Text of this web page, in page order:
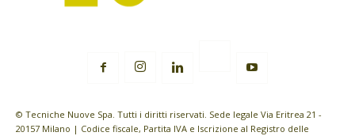
© Tecniche Nuove Spa. Tutti i diritti riservati. Sede legale Via Eritrea 21 -
20157 Milano | Codice fiscale, Partita IVA e Iscrizione al Registro delle